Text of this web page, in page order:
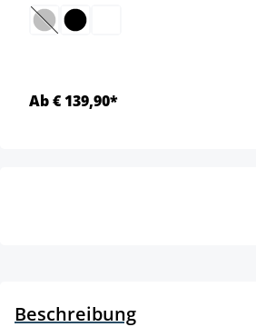
(Diese Option ist zurzeit nicht verfügbar.)
Ab € 139,90*
Beschreibung